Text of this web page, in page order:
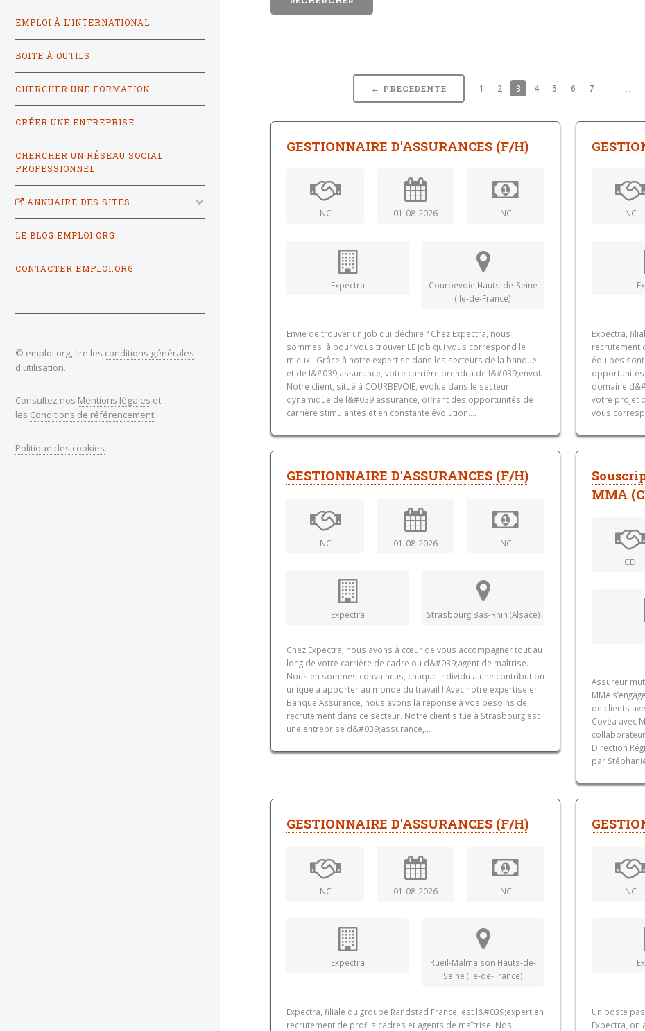
← PRÉCÉDENTE 1 2 3 4 5 6 7 …
GESTIONNAIRE D'ASSURANCES (F/H)
NC 01-08-2026 NC
Expectra
Courbevoie Hauts-de-Seine
(Ile-de-France)
Envie de trouver un job qui déchire ? Chez Expectra, nous
sommes là pour vous trouver LE job qui vous correspond le
mieux ! Grâce à notre expertise dans les secteurs de la banque
et de l&#039;assurance, votre carrière prendra de l&#039;envol.
Notre client, situé à COURBEVOIE, évolue dans le secteur
dynamique de l&#039;assurance, offrant des opportunités de
carrière stimulantes et en constante évolution....
NC
Expectra,
recrutement
équipes
opportunités
domaine
votre projet
vous
GESTIONNAIRE D'ASSURANCES (F/H)
NC 01-08-2026 NC
Expectra Strasbourg Bas-Rhin (Alsace)
Chez Expectra, nous avons à cœur de vous accompagner tout au
long de votre carrière de cadre ou d&#039;agent de maîtrise.
Nous en sommes convaincus, chaque individu a une contribution
unique à apporter au monde du travail ! Avec notre expertise en
Banque Assurance, nous avons la réponse à vos besoins de
recrutement dans ce secteur. Notre client situé à Strasbourg est
une entreprise d&#039;assurance,...
MMA
CDI
Assureur
MMA
de clients
Covéa avec
Direction
par
GESTIONNAIRE D'ASSURANCES (F/H)
NC 01-08-2026 NC
Expectra
Rueil-Malmaison Hauts-de-
Seine (Ile-de-France)
Expectra, filiale du groupe Randstad France, est l&#039;expert en
recrutement de profils cadres et agents de maîtrise. Nos
NC
Un poste
Expectra, on
EMPLOI À L'INTERNATIONAL
BOITE À OUTILS
CHERCHER UNE FORMATION
CRÉER UNE ENTREPRISE
CHERCHER UN RÉSEAU SOCIAL
PROFESSIONNEL
ANNUAIRE DES SITES
LE BLOG EMPLOI.ORG
CONTACTER EMPLOI.ORG
© emploi.org, lire les conditions générales
d'utilisation.
Consultez nos Mentions légales et
les Conditions de référencement.
Politique des cookies.